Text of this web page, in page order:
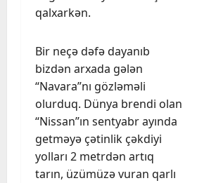
qalxarkən.
Bir neçə dəfə dayanıb
bizdən arxada gələn
“Navara”nı gözləməli
olurduq. Dünya brendi olan
“Nissan”ın sentyabr ayında
getməyə çətinlik çəkdiyi
yolları 2 metrdən artıq
tarın, üzümüzə vuran qarlı